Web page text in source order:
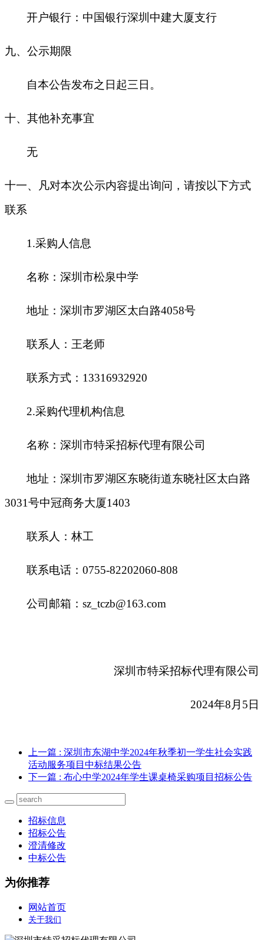
开户银行：中国银行深圳中建大厦支行
九、公示期限
自本公告发布之日起三日。
十、其他补充事宜
无
十一、凡对本次公示内容提出询问，请按以下方式
联系
1.采购人信息
名称：深圳市松泉中学
地址：深圳市罗湖区太白路4058号
联系人：王老师
联系方式：13316932920
2.采购代理机构信息
名称：深圳市特采招标代理有限公司
地址：深圳市罗湖区东晓街道东晓社区太白路
3031号中冠商务大厦1403
联系人：林工
联系电话：0755-82202060-808
公司邮箱：sz_tczb@163.com
深圳市特采招标代理有限公司
2024年8月5日
上一篇 : 深圳市东湖中学2024年秋季初一学生社会实践
活动服务项目中标结果公告
下一篇 : 布心中学2024年学生课桌椅采购项目招标公告
招标信息
招标公告
澄清修改
中标公告
为你推荐
网站首页
关于我们